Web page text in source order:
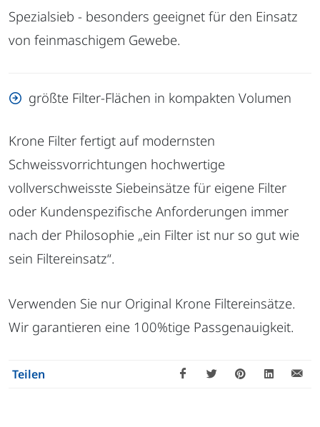
Spezialsieb - besonders geeignet für den Einsatz
von feinmaschigem Gewebe.
größte Filter-Flächen in kompakten Volumen
Krone Filter fertigt auf modernsten
Schweissvorrichtungen hochwertige
vollverschweisste Siebeinsätze für eigene Filter
oder Kundenspezifische Anforderungen immer
nach der Philosophie „ein Filter ist nur so gut wie
sein Filtereinsatz“.
Verwenden Sie nur Original Krone Filtereinsätze.
Wir garantieren eine 100%tige Passgenauigkeit.
Teilen